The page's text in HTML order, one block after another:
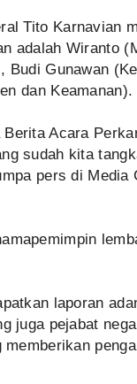
Tito Karnavian
adalah Wiranto
Budi Gunawan
dan Keamanan).
Acara
sudah kita
pers di Media
laporan
juga pejabat